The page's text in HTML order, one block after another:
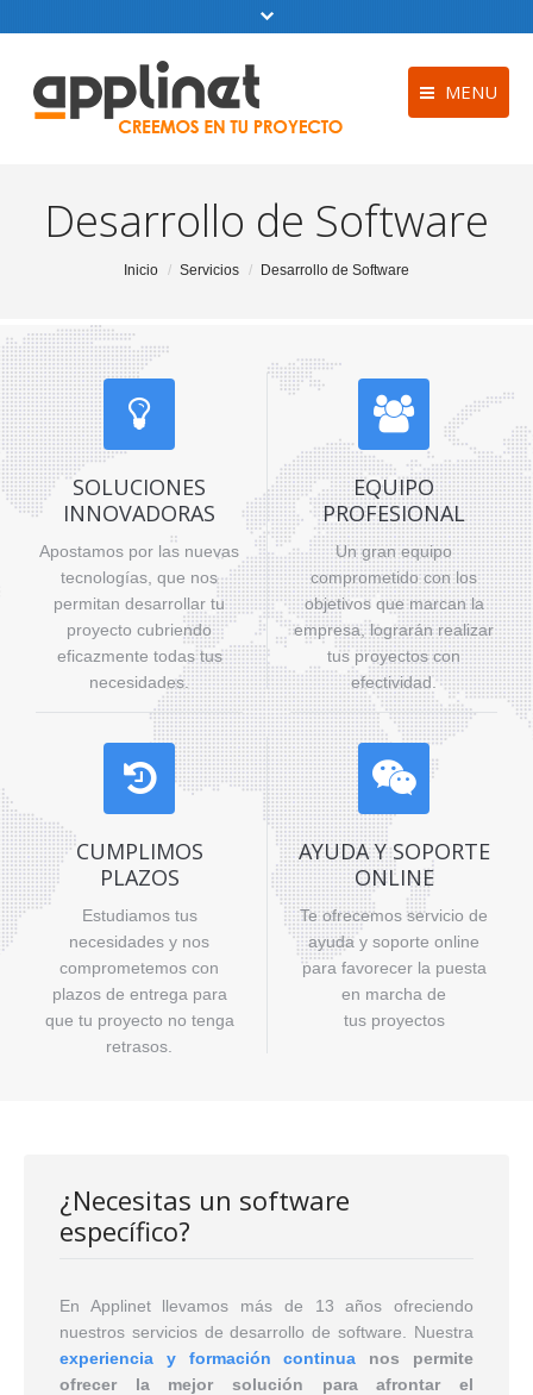
MENU
Empresa
Servicios
Proyectos
Blog
Software a
Política de
Aviso Legal
Trabajo como
de Software
Servicios_Bot
Desarrollo de Software
You are here:Inicio Servicios Desarrollo de Software
SOLUCIONES
INNOVADORAS
Apostamos por las nuevas
tecnologías, que nos
permitan desarrollar tu
proyecto cubriendo
eficazmente todas tus
necesidades.
EQUIPO
PROFESIONAL
Un gran equipo
comprometido con los
objetivos que marcan la
empresa, lograrán realizar
tus proyectos con
efectividad.
CUMPLIMOS
PLAZOS
Estudiamos tus
necesidades y nos
comprometemos con
plazos de entrega para
que tu proyecto no tenga
retrasos.
AYUDA Y SOPORTE
ONLINE
Te ofrecemos servicio de
ayuda y soporte online
para favorecer la puesta
en marcha de
tus proyectos
¿Necesitas un software
específico?
En Applinet llevamos más de 13 años ofreciendo
nuestros servicios de desarrollo de software. Nuestra
experiencia y formación continua
nos permite
ofrecer la mejor solución para afrontar el